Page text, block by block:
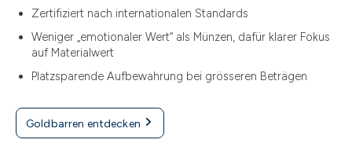
Zertifiziert nach internationalen Standards
Weniger „emotionaler Wert“ als Münzen, dafür klarer Fokus
auf Materialwert
Platzsparende Aufbewahrung bei grösseren Beträgen
Goldbarren entdecken